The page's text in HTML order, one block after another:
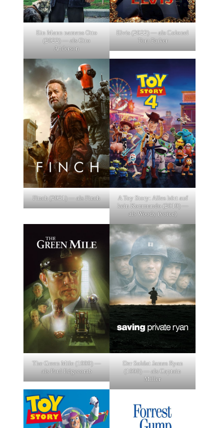
Ein Mann namens Otto
(2022) — als Otto
Anderson
Elvis (2022) — als Colonel
Tom Parker
Finch (2021) — als Finch
A Toy Story: Alles hört auf
kein Kommando (2019) —
als Woody (voice)
The Green Mile (1999) —
als Paul Edgecomb
Der Soldat James Ryan
(1998) — als Captain
Miller